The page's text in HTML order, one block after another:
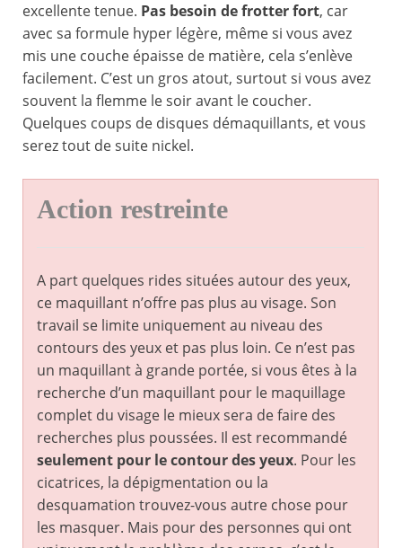
excellente tenue. Pas besoin de frotter fort, car
avec sa formule hyper légère, même si vous avez
mis une couche épaisse de matière, cela s’enlève
facilement. C’est un gros atout, surtout si vous avez
souvent la flemme le soir avant le coucher.
Quelques coups de disques démaquillants, et vous
serez tout de suite nickel.
Action restreinte
A part quelques rides situées autour des yeux,
ce maquillant n’offre pas plus au visage. Son
travail se limite uniquement au niveau des
contours des yeux et pas plus loin. Ce n’est pas
un maquillant à grande portée, si vous êtes à la
recherche d’un maquillant pour le maquillage
complet du visage le mieux sera de faire des
recherches plus poussées. Il est recommandé
seulement pour le contour des yeux. Pour les
cicatrices, la dépigmentation ou la
desquamation trouvez-vous autre chose pour
les masquer. Mais pour des personnes qui ont